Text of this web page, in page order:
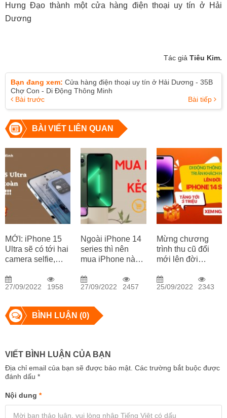
Hưng Đạo thành một cửa hàng điện thoại uy tín ở Hải
Dương
Tác giả Tiêu Kim.
Bạn đang xem: Cửa hàng điện thoại uy tín ở Hải Dương - 35B
Chợ Con - Di Động Thông Minh
Bài trước
Bài tiếp
BÀI VIẾT LIÊN QUAN
MỚI: iPhone 15
Ultra sẽ có tới hai
camera selfie,
hơn thế nữa?
27/09/2022 1958
Ngoài iPhone 14
series thì nên
mua iPhone nào
2022: Đây là điện
thoại dành cho
27/09/2022 2457
Mừng chương
trình thu cũ đổi
mới lên đời
tại Di Động
Thông Minh
25/09/2022 2343
BÌNH LUẬN (0)
VIẾT BÌNH LUẬN CỦA BẠN
Địa chỉ email của bạn sẽ được bảo mật. Các trường bắt buộc được
đánh dấu *
Nội dung *